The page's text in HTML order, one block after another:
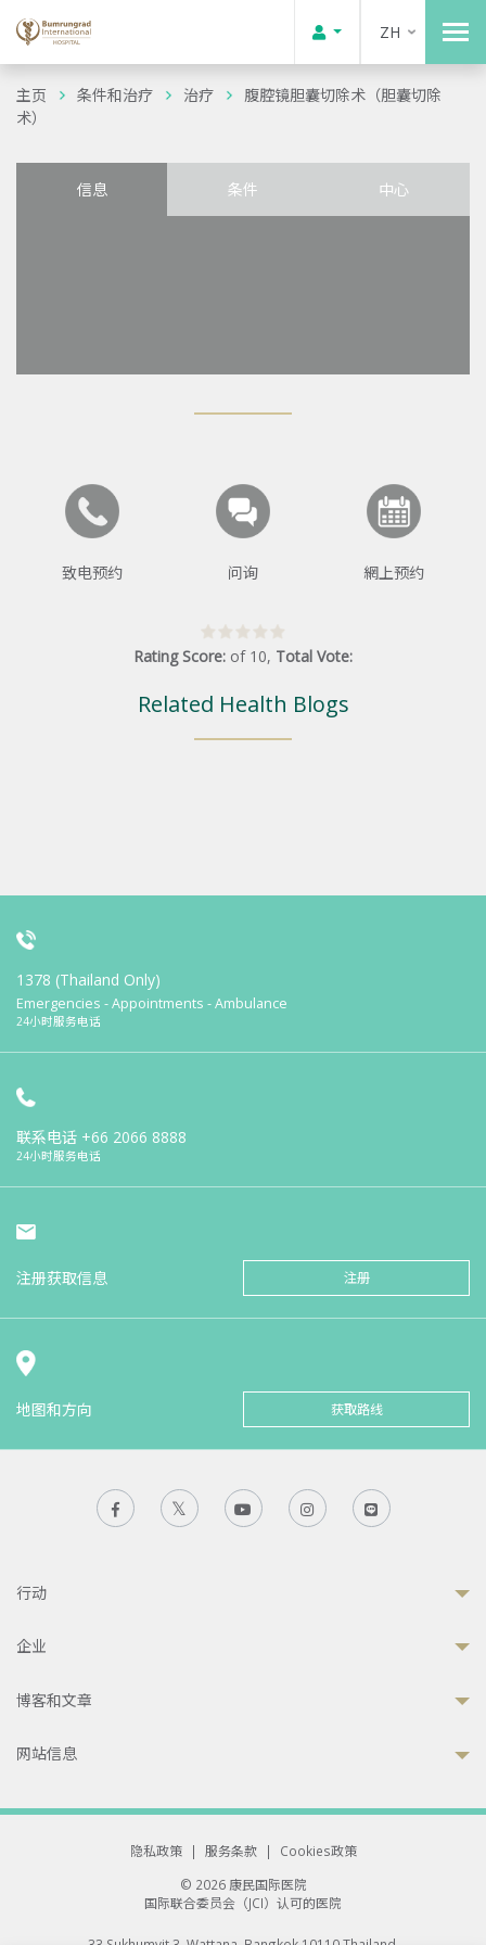
ZH
主页 条件和治疗 治疗
腹腔镜胆囊切除术（胆囊切除
术）
信息 条件 中心
致电预约 问询 網上预约
Rating Score: of 10, Total Vote:
Related Health Blogs
1378 (Thailand Only)
Emergencies - Appointments - Ambulance
24小时服务电话
联系电话 +66 2066 8888
24小时服务电话
注册获取信息 注册
地图和方向 获取路线
行动
企业
博客和文章
网站信息
隐私政策 | 服务条款 |
Cookies政策
© 2026 康民国际医院
国际联合委员会（JCI）认可的医院